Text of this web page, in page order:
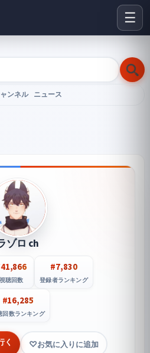
☰
ンネル ニュース
ゾロ ch
視聴回数
#7,830
登録者ランキング
#16,285
回数ランキング
く お気に入りに追加